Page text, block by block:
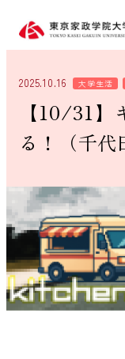
2025.10.16 大学生活
【10/31】
る！（千代